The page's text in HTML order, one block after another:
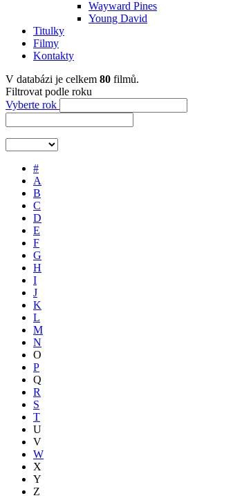
Wayward Pines
Young David
Titulky
Filmy
Kontakty
V databázi je celkem 80 filmů.
Filtrovat podle roku
Vyberte rok
#
A
B
C
D
E
F
G
H
I
J
K
L
M
N
O
P
Q
R
S
T
U
V
W
X
Y
Z